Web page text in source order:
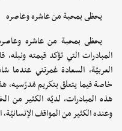
يحظى بمحبة من عاشره وعاصره
يحظى بمحبة من عاشره
المبادرات التي تؤكد قيمته
العربيّة، السعادة غمرتني عندما
خاصة فيما يتعلق بتكريم مُدرّسيه،
هذه المبادرات، لديّه الكثير من
وعنده الكثير من المواقف